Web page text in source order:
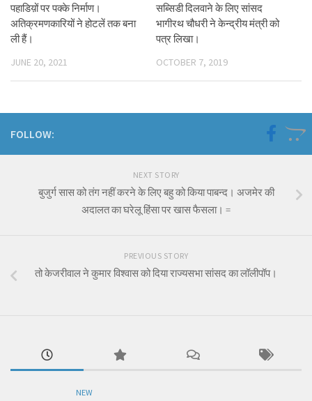
पहाडिय़ों पर पक्के निर्माण।
अतिक्रमणकारियों ने होटलें तक बना
ली हैं।
JUNE 20, 2021
सब्सिडी दिलवाने के लिए सांसद
भागीरथ चौधरी ने केन्द्रीय मंत्री को
पत्र लिखा।
OCTOBER 7, 2019
FOLLOW:
NEXT STORY
बुजुर्ग सास को तंग नहीं करने के लिए बहु को किया पाबन्द। अजमेर की
अदालत का घरेलू हिंसा पर खास फैसला। =
PREVIOUS STORY
तो केजरीवाल ने कुमार विश्वास को दिया राज्यसभा सांसद का लॉलीपॉप।
NEW